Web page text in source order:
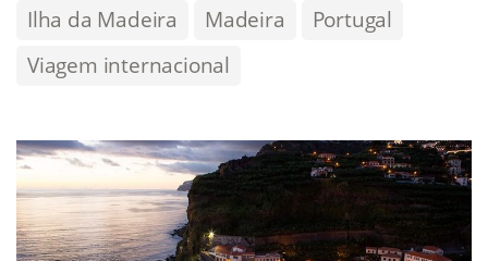
Ilha da Madeira
Madeira
Portugal
Viagem internacional